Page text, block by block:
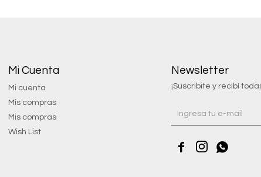
Mi Cuenta
Mi cuenta
Mis compras
Mis compras
Wish List
Newsletter
¡Suscribite y recibí
  